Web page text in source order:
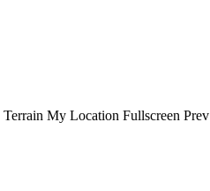
Terrain My Location Fullscreen Prev